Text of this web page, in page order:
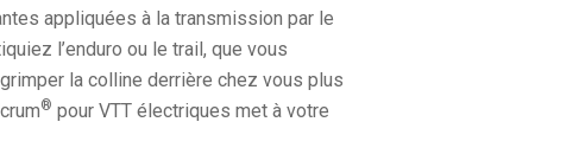
appliquées à la transmission par le
l’enduro ou le trail, que vous
la colline derrière chez vous plus
® pour VTT électriques met à votre